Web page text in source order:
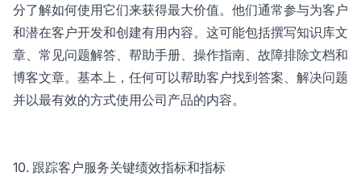
分了解如何使用它们来获得最大价值。他们通常参与为客户
和潜在客户开发和创建有用内容。这可能包括撰写知识库文
章、常见问题解答、帮助手册、操作指南、故障排除文档和
博客文章。基本上，任何可以帮助客户找到答案、解决问题
并以最有效的方式使用公司产品的内容。
10. 跟踪客户服务关键绩效指标和指标